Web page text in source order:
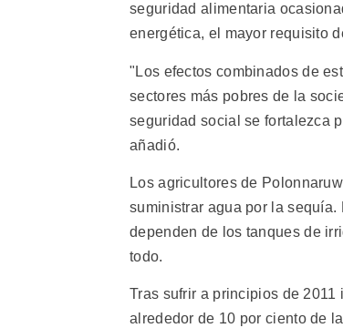
seguridad alimentaria
energética, el mayor requisito
"Los efectos combinados de
sectores más pobres de la
seguridad social se fortalezca
añadió.
Los agricultores de
suministrar agua por la
dependen de los tanques de
todo.
Tras sufrir a principios de
alrededor de 10 por ciento de